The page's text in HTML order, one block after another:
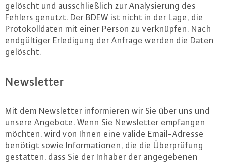
gelöscht und aus­schließ­lich zur Ana­ly­sie­rung des
Fehlers genutzt. Der BDEW ist nicht in der Lage, die
Pro­to­koll­da­ten mit einer Person zu ver­knüp­fen. Nach
end­gül­ti­ger Er­le­di­gung der Anfrage werden die Daten
gelöscht.
News­let­ter
Mit dem News­let­ter in­for­mie­ren wir Sie über uns und
unsere Angebote. Wenn Sie News­let­ter empfangen
möchten, wird von Ihnen eine valide Email-Adres­se
benötigt sowie In­for­ma­tio­nen, die die Über­prü­fung
gestatten, dass Sie der Inhaber der an­ge­ge­be­nen